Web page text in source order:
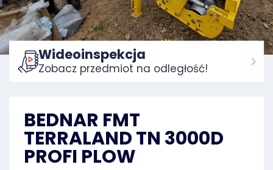
Home:
Wideoinspekcja
Zobacz przedmiot na odległość!
BEDNAR FMT
TERRALAND TN 3000D
PROFI PLOW